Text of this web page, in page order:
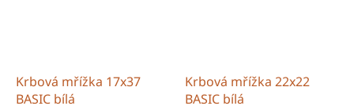
Krbová mřížka 17x37
BASIC bílá
Krbová mřížka 22x22
BASIC bílá